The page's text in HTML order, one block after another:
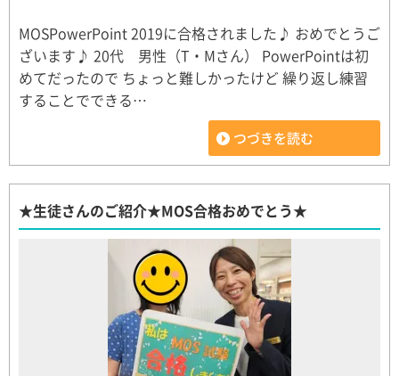
MOSPowerPoint 2019に合格されました♪ おめでとうご
ざいます♪ 20代 男性（T・Mさん） PowerPointは初
めてだったので ちょっと難しかったけど 繰り返し練習
することでできる…
つづきを読む
★生徒さんのご紹介★MOS合格おめでとう★